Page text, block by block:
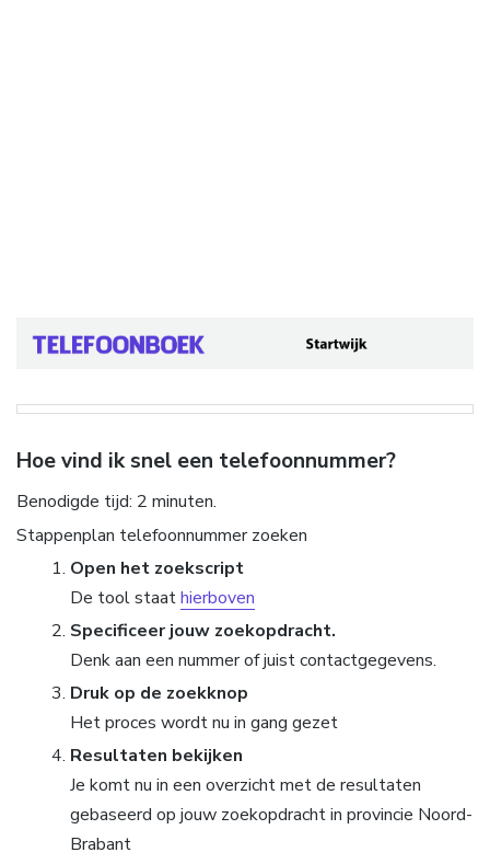
Hoe vind ik snel een telefoonnummer?
Benodigde tijd: 2 minuten.
Stappenplan telefoonnummer zoeken
Open het zoekscript
De tool staathierboven
Specificeer jouw zoekopdracht.
Denk aan een nummer of juist contactgegevens.
Druk op de zoekknop
Het proces wordt nu in gang gezet
Resultaten bekijken
Je komt nu in een overzicht met de resultaten
gebaseerd op jouw zoekopdracht in provincie Noord-
Brabant